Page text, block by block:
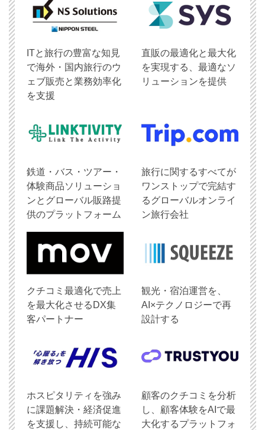
ITと旅行の豊富な知見
で海外・国内旅行のウ
ェブ販売と業務効率化
を支援
直販の最適化と最大化
を実現する、最適なソ
リューションを提供
鉄道・バス・ツアー・
体験商品ソリューショ
ンとグローバル販路提
供のプラットフォーム
旅行に関するすべてが
ワンストップで完結す
るグローバルオンライ
ン旅行会社
クチコミ最適化で売上
を最大化させるDX集
客パートナー
観光・宿泊運営を、
AI×テクノロジーで再
設計する
ホスピタリティを強み
に課題解決・経済促進
を支援し、持続可能な
顧客のクチコミを分析
し、顧客体験をAIで最
大化するプラットフォ